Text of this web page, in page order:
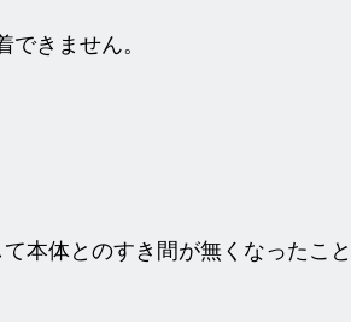
きません。
本体とのすき間が無くなったこ